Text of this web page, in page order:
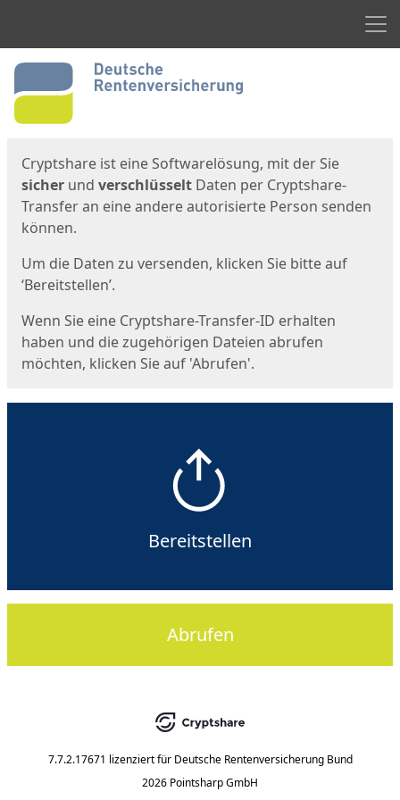
Start
Cryptshare ist eine Softwarelösung, mit der Sie
sicher und verschlüsselt Daten per Cryptshare-
Transfer an eine andere autorisierte Person senden
können.
Um die Daten zu versenden, klicken Sie bitte auf
‘Bereitstellen’.
Wenn Sie eine Cryptshare-Transfer-ID erhalten
haben und die zugehörigen Dateien abrufen
möchten, klicken Sie auf 'Abrufen'.
Bereitstellen
Abrufen
7.7.2.17671 lizenziert für Deutsche Rentenversicherung Bund
2026 Pointsharp GmbH